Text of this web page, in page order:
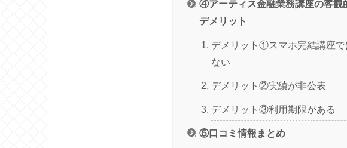
④アーティス金融業務講座の客観
デメリット
デメリット①スマホ完結講座で
ない
デメリット②実績が非公表
デメリット③利用期限がある
⑤口コミ情報まとめ